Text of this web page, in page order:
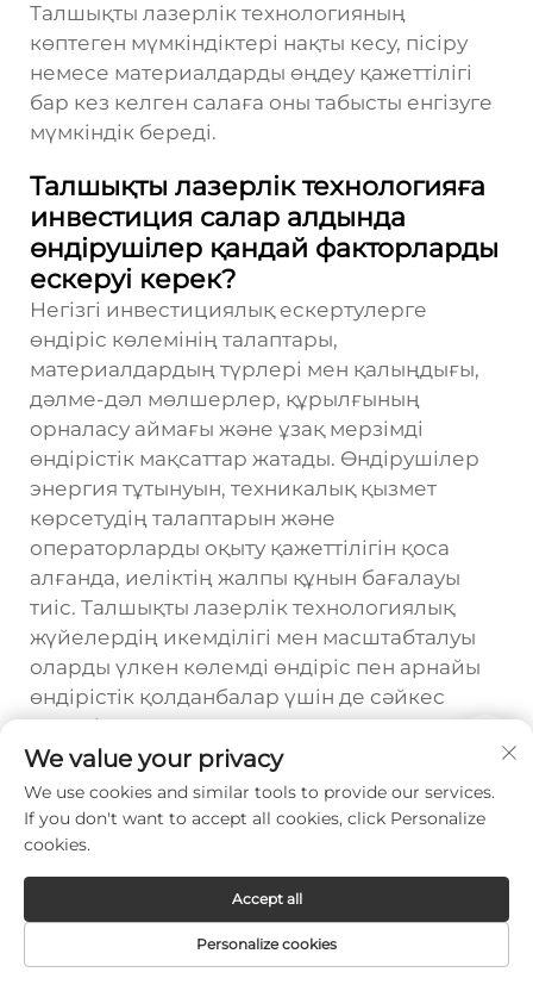
Талшықты лазерлік технологияның
көптеген мүмкіндіктері нақты кесу, пісіру
немесе материалдарды өңдеу қажеттілігі
бар кез келген салаға оны табысты енгізуге
мүмкіндік береді.
Талшықты лазерлік технологияға
инвестиция салар алдында
өндірушілер қандай факторларды
ескеруі керек?
Негізгі инвестициялық ескертулерге
өндіріс көлемінің талаптары,
материалдардың түрлері мен қалыңдығы,
дәлме-дәл мөлшерлер, құрылғының
орналасу аймағы және ұзақ мерзімді
өндірістік мақсаттар жатады. Өндірушілер
энергия тұтынуын, техникалық қызмет
көрсетудің талаптарын және
операторларды оқыту қажеттілігін қоса
алғанда, иеліктің жалпы құнын бағалауы
тиіс. Талшықты лазерлік технологиялық
жүйелердің икемділігі мен масштабталуы
оларды үлкен көлемді өндіріс пен арнайы
өндірістік қолданбалар үшін де сәйкес
келеді.
Prev :
Next :Лазерлі кесу машинасы кесу дәлдігін қалай жақсартады?
We value your privacy
We use cookies and similar tools to provide our services.
If you don't want to accept all cookies, click Personalize
cookies.
Personalize cookies
Accept all